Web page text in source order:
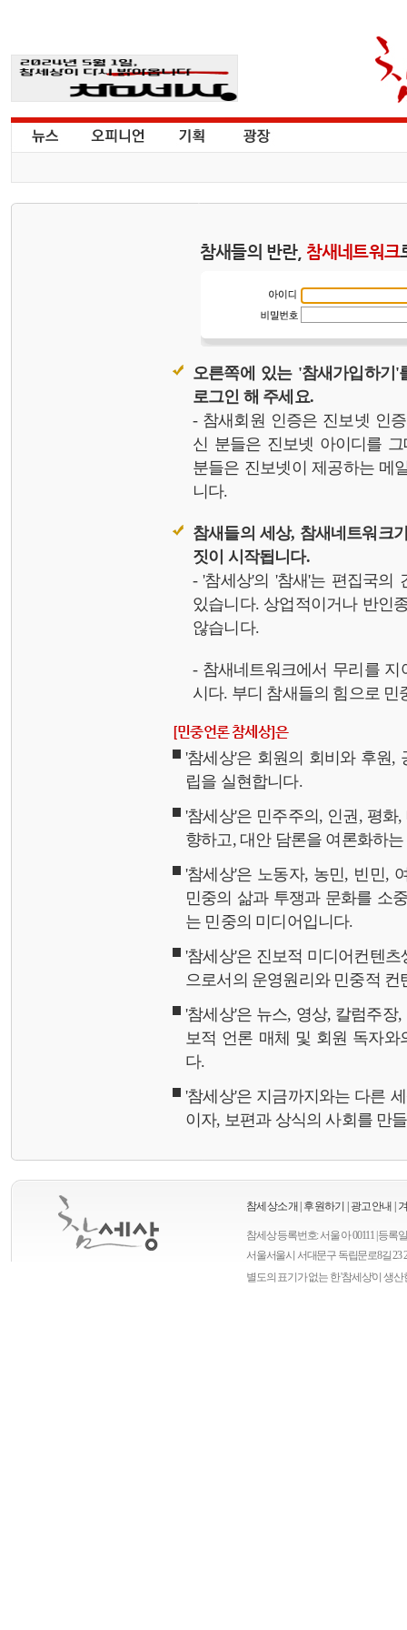
참새들의 반란, 참새네트워크
오른쪽에 있는 '참새가입하기
로그인 해 주세요.
- 참새회원 인증은 진보넷 인
신 분들은 진보넷 아이디를
분들은 진보넷이 제공하는 메
니다.
참새들의 세상, 참새네트워크
짓이 시작됩니다.
- '참세상'의 '참새'는 편집국의
있습니다. 상업적이거나 반인
않습니다.
- 참새네트워크에서 무리를
시다. 부디 참새들의 힘으로 민
[민중언론 참세상]은
'참세상'은 회원의 회비와 후원,
립을 실현합니다.
'참세상'은 민주주의, 인권, 평
향하고, 대안 담론을 여론화하
'참세상'은 노동자, 농민, 빈민,
민중의 삶과 투쟁과 문화를 소
는 민중의 미디어입니다.
'참세상'은 진보적 미디어컨텐
으로서의 운영원리와 민중적
'참세상'은 뉴스, 영상, 칼럼주
보적 언론 매체 및 회원 독자와
다.
'참세상'은 지금까지와는 다른
이자, 보편과 상식의 사회를 만
참세상소개 후원하기 광고안내
참세상 등록번호: 서울 아 00111 | 등록
서울서울시 서대문구 독립문로8길 23
별도의 표기가 없는 한 '참세상'이 생